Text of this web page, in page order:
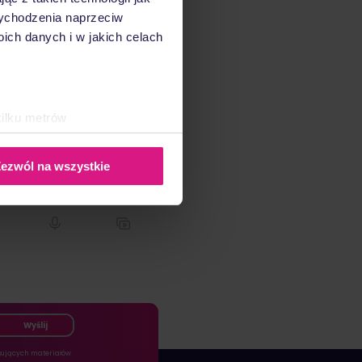
naprzeciw
danych i w jakich celach
metrów
(fingerprinting, czyli
na wszystkie
HRnest
stały dostęp
do…
Wyślij
materiałów